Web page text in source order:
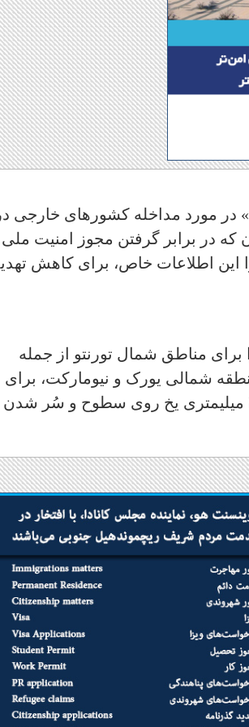
در مورد مداخله کشورهای خارجی
که در برابر گرفتن مجوز امنیت ملی
این اطلاعات خاص، برای کاهش
مناطق شمال تورنتو از جمله
شمالی یورک و نیومارکت، برای
صبح دوشنبه اعلان کرد و گفت این بارش باعث تجمع ۲ تا ۴ میلیمتری یخ روی سطوح و سُر شدن